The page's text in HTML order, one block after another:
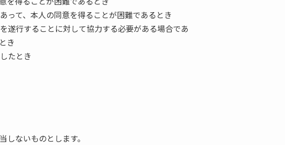
って、本人の同意を得ることが困難であるとき
遂行することに対して協力する必要がある場合であ
き
たとき
ないものとします。